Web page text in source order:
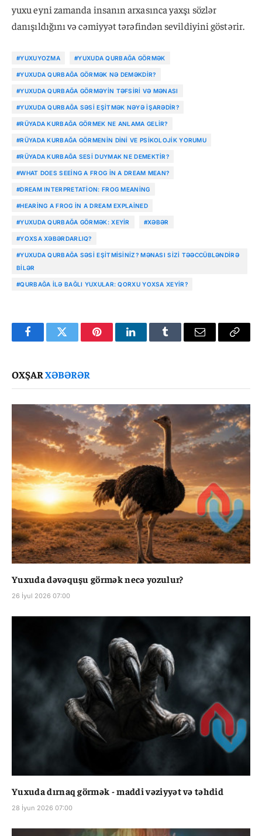
yuxu eyni zamanda insanın arxasınca yaxşı sözlər
danışıldığını və cəmiyyət tərəfindən sevildiyini göstərir.
#YUXUYOZMA #YUXUDA QURBAĞA GÖRMƏK
#YUXUDA QURBAĞA GÖRMƏK NƏ DEMƏKDIR?
#YUXUDA QURBAĞA GÖRMƏYIN TƏFSIRI VƏ MƏNASI
#YUXUDA QURBAĞA SƏSI EŞITMƏK NƏYƏ İŞARƏDIR?
#RÜYADA KURBAĞA GÖRMEK NE ANLAMA GELIR?
#RÜYADA KURBAĞA GÖRMENIN DINI VE PSIKOLOJIK YORUMU
#RÜYADA KURBAĞA SESI DUYMAK NE DEMEKTIR?
#WHAT DOES SEEING A FROG IN A DREAM MEAN?
#DREAM INTERPRETATION: FROG MEANING
#HEARING A FROG IN A DREAM EXPLAINED
#YUXUDA QURBAĞA GÖRMƏK: XEYIR #XƏBƏR
#YOXSA XƏBƏRDARLIQ?
#YUXUDA QURBAĞA SƏSI EŞITMISINIZ? MƏNASI SIZI TƏƏCCÜBLƏNDIRƏ
BILƏR
#QURBAĞA ILƏ BAĞLI YUXULAR: QORXU YOXSA XEYIR?
FacebookTwitter PinterestLinkedInTumblr Email
Copy
OXŞARXƏBƏRƏR
Yuxuda dəvəquşu görmək necə yozulur?
26 İyul 2026 07:00
Yuxuda dırnaq görmək - maddi vəziyyət və təhdid
28 İyun 2026 07:00